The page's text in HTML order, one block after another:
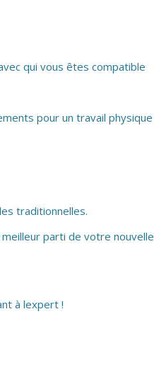
qui vous êtes compatible
pour un travail physique
traditionnelles.
parti de votre nouvelle
à lexpert !